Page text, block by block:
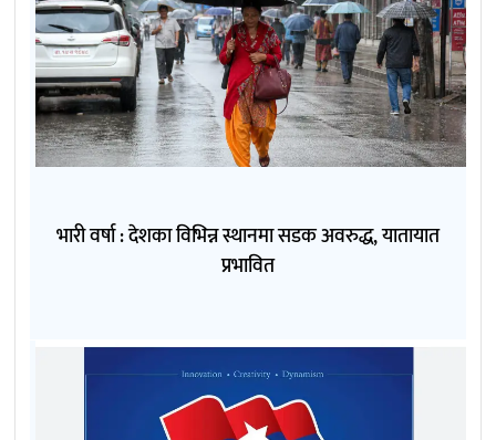
भारी वर्षा : देशका विभिन्न स्थानमा सडक अवरुद्ध, यातायात
प्रभावित